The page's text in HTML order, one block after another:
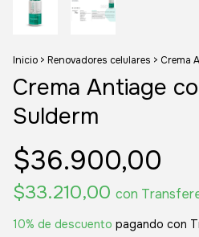
Inicio > Renovadores celulares > Crema
Crema Antiage
Sulderm
$36.900,00
$33.210,00 con
10% de descuento pagando con